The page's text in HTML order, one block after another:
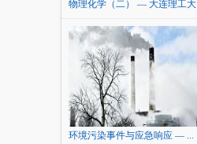
物理化学（二） — 大连理工大
学
环境污染事件与应急响应 — ...